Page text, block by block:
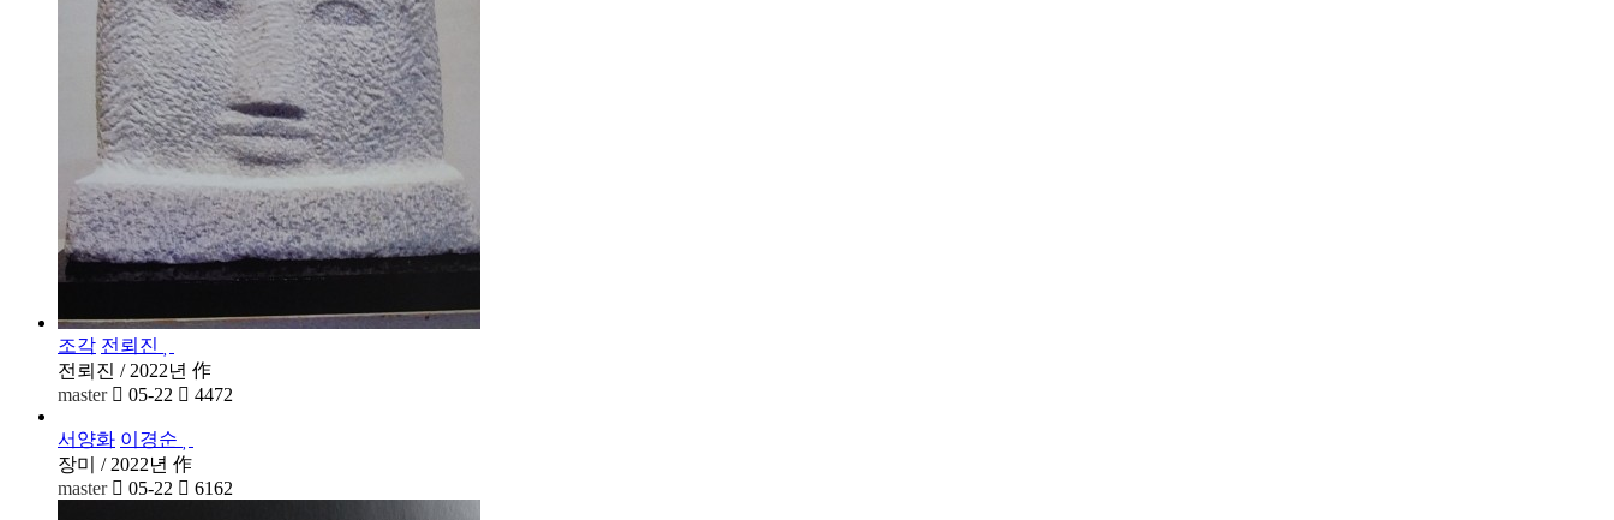
조각 전뢰진
전뢰진 / 2022년 作
master
05-22 4472
서양화 이경순
장미 / 2022년 作
master
05-22 6162